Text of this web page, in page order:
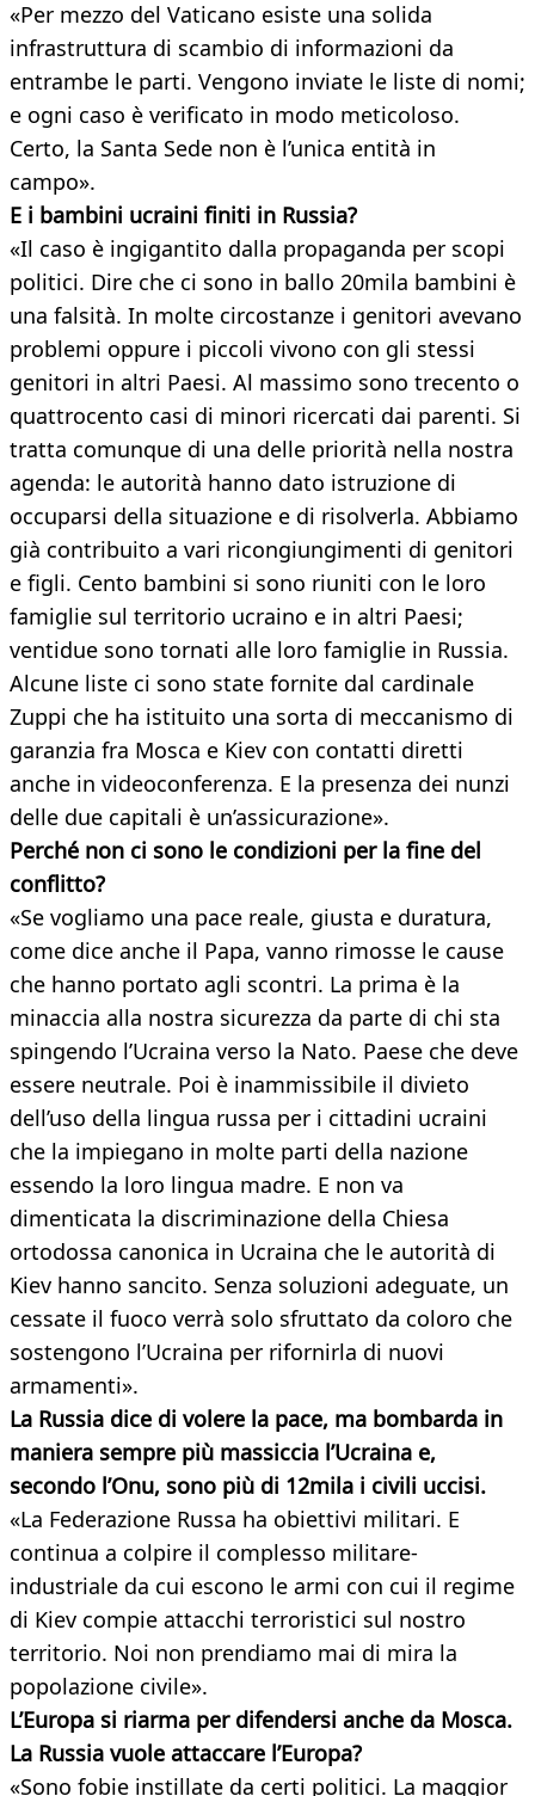
«Per mezzo del Vaticano esiste una solida
infrastruttura di scambio di informazioni da
entrambe le parti. Vengono inviate le liste di nomi;
e ogni caso è verificato in modo meticoloso.
Certo, la Santa Sede non è l’unica entità in
campo».
E i bambini ucraini finiti in Russia?
«Il caso è ingigantito dalla propaganda per scopi
politici. Dire che ci sono in ballo 20mila bambini è
una falsità. In molte circostanze i genitori avevano
problemi oppure i piccoli vivono con gli stessi
genitori in altri Paesi. Al massimo sono trecento o
quattrocento casi di minori ricercati dai parenti. Si
tratta comunque di una delle priorità nella nostra
agenda: le autorità hanno dato istruzione di
occuparsi della situazione e di risolverla. Abbiamo
già contribuito a vari ricongiungimenti di genitori
e figli. Cento bambini si sono riuniti con le loro
famiglie sul territorio ucraino e in altri Paesi;
ventidue sono tornati alle loro famiglie in Russia.
Alcune liste ci sono state fornite dal cardinale
Zuppi che ha istituito una sorta di meccanismo di
garanzia fra Mosca e Kiev con contatti diretti
anche in videoconferenza. E la presenza dei nunzi
delle due capitali è un’assicurazione».
Perché non ci sono le condizioni per la fine del
conflitto?
«Se vogliamo una pace reale, giusta e duratura,
come dice anche il Papa, vanno rimosse le cause
che hanno portato agli scontri. La prima è la
minaccia alla nostra sicurezza da parte di chi sta
spingendo l’Ucraina verso la Nato. Paese che deve
essere neutrale. Poi è inammissibile il divieto
dell’uso della lingua russa per i cittadini ucraini
che la impiegano in molte parti della nazione
essendo la loro lingua madre. E non va
dimenticata la discriminazione della Chiesa
ortodossa canonica in Ucraina che le autorità di
Kiev hanno sancito. Senza soluzioni adeguate, un
cessate il fuoco verrà solo sfruttato da coloro che
sostengono l’Ucraina per rifornirla di nuovi
armamenti».
La Russia dice di volere la pace, ma bombarda in
maniera sempre più massiccia l’Ucraina e,
secondo l’Onu, sono più di 12mila i civili uccisi.
«La Federazione Russa ha obiettivi militari. E
continua a colpire il complesso militare-
industriale da cui escono le armi con cui il regime
di Kiev compie attacchi terroristici sul nostro
territorio. Noi non prendiamo mai di mira la
popolazione civile».
L’Europa si riarma per difendersi anche da Mosca.
La Russia vuole attaccare l’Europa?
«Sono fobie instillate da certi politici. La maggior